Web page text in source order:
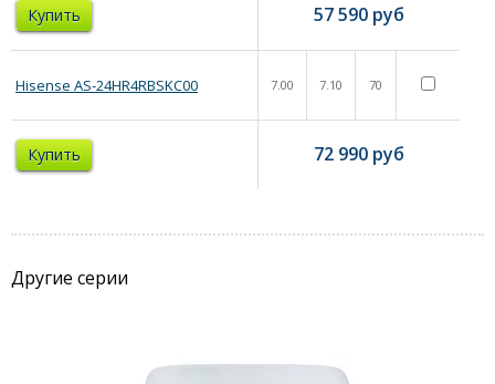
Купить 57 590 руб
Hisense AS-24HR4RBSKC00 7.00 7.10 70
Купить 72 990 руб
Другие серии